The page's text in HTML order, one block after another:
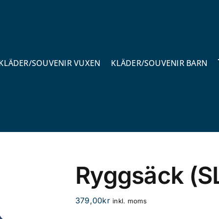
SOUVENIR VUXEN KLÄDER/SOUVENIR BARN
Ryggsäck
379,00kr inkl. moms